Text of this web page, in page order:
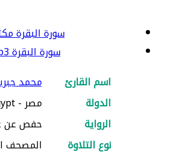
سورة البقرة
سورة البقرة mp3
اسم القارئ
محمد
الدولة
مصر - Egypt
الرواية
حفص عن
نوع التلاوة
المصحف